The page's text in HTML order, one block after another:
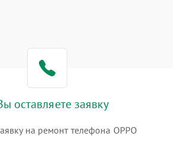
оставляете заявку
на ремонт телефона OPPO